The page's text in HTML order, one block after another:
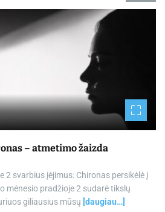
– atmetimo žaizda
2 svarbius įėjimus: Chironas persikėlė į
mėnesio pradžioje 2 sudarė tikslų
giliausius mūsų [daugiau…]